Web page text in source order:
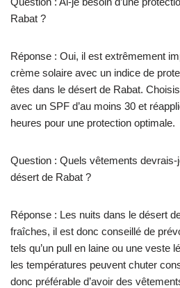
Rabat ?
Réponse : Oui, il est extrêmement
crème solaire avec un indice de
êtes dans le désert de Rabat.
avec un SPF d’au moins 30 et
heures pour une protection optimale.
Question : Quels vêtements devrais-
désert de Rabat ?
Réponse : Les nuits dans le désert
fraîches, il est donc conseillé de
tels qu’un pull en laine ou une veste
les températures peuvent chuter
donc préférable d’avoir des